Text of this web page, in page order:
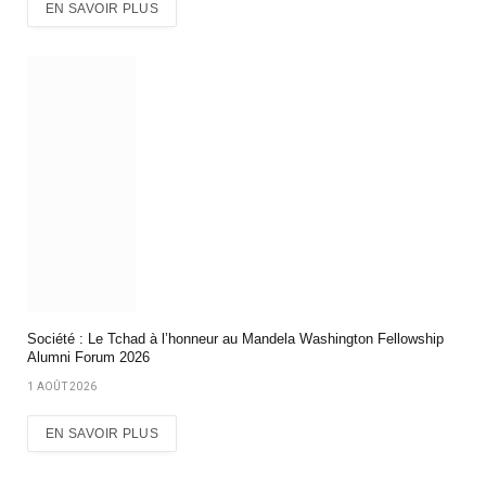
EN SAVOIR PLUS
Société : Le Tchad à l’honneur au Mandela Washington Fellowship
Alumni Forum 2026
1 AOÛT 2026
EN SAVOIR PLUS